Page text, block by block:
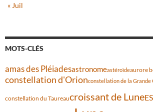
« Juil
MOTS-CLÉS
amas des Pléiadesastronomeastéroïdeaurore
constellation d'Orionconstellation de la Grande
constellation du Taureaucroissant de Lune